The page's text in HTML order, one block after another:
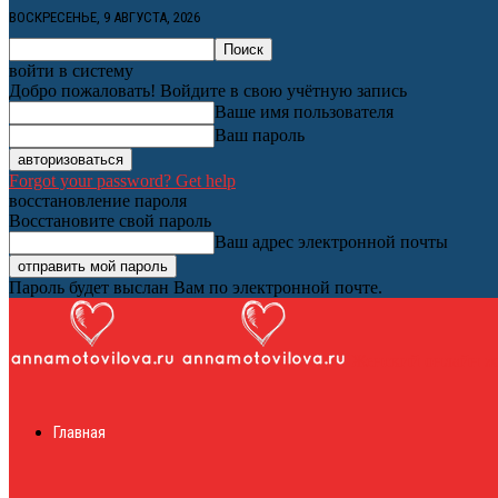
ВОСКРЕСЕНЬЕ, 9 АВГУСТА, 2026
войти в систему
Добро пожаловать! Войдите в свою учётную запись
Ваше имя пользователя
Ваш пароль
Forgot your password? Get help
восстановление пароля
Восстановите свой пароль
Ваш адрес электронной почты
Пароль будет выслан Вам по электронной почте.
Главная